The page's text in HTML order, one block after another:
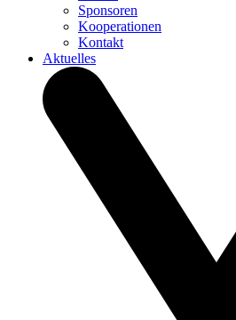
Sponsoren
Kooperationen
Kontakt
Aktuelles